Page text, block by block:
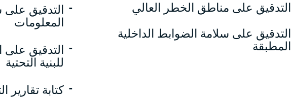
التدقيق
المعلومات
-
التدقيق على
للبنية التحتية
-
كتابة تقارير -
التدقيق على مناطق الخطر العالي
التدقيق على سلامة الضوابط الداخلية
المطبقة